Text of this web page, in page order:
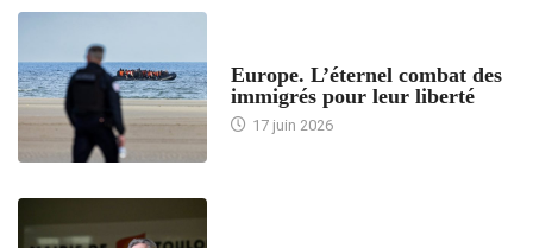
Europe. L’éternel combat des
immigrés pour leur liberté
17 juin 2026